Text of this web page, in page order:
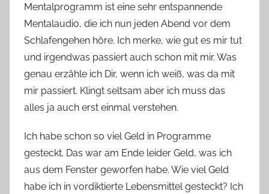
Mentalprogramm ist eine sehr entspannende
Mentalaudio, die ich nun jeden Abend vor dem
Schlafengehen höre. Ich merke, wie gut es mir tut
und irgendwas passiert auch schon mit mir. Was
genau erzähle ich Dir, wenn ich weiß, was da mit
mir passiert. Klingt seltsam aber ich muss das
alles ja auch erst einmal verstehen.
Ich habe schon so viel Geld in Programme
gesteckt. Das war am Ende leider Geld, was ich
aus dem Fenster geworfen habe. Wie viel Geld
habe ich in vordiktierte Lebensmittel gesteckt? Ich